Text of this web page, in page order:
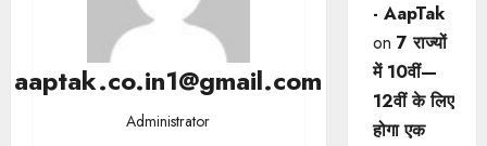
aaptak.co.in1@gmail.com
Administrator
- AapTak
on 7 राज्यों
में 10वीं—
12वीं ​के लिए
होगा एक